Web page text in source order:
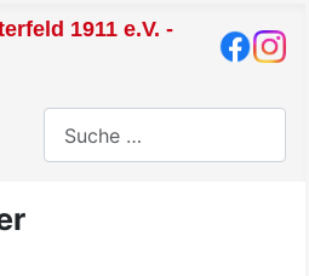
1911 e.V. -